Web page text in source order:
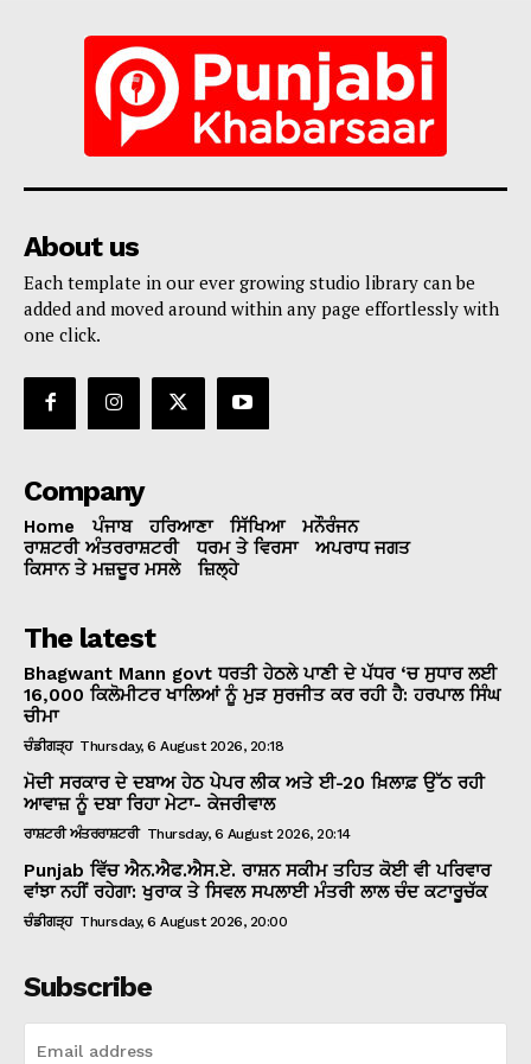
About us
Each template in our ever growing studio library can be
added and moved around within any page effortlessly with
one click.
Company
Home ਪੰਜਾਬ ਹਰਿਆਣਾ ਸਿੱਖਿਆ
ਮਨੌਰੰਜਨ
ਰਾਸ਼ਟਰੀ ਅੰਤਰਰਾਸ਼ਟਰੀ
ਧਰਮ ਤੇ ਵਿਰਸਾ
ਅਪਰਾਧ ਜਗਤ
ਕਿਸਾਨ ਤੇ ਮਜ਼ਦੂਰ ਮਸਲੇ
ਜ਼ਿਲ੍ਹੇ
The latest
Bhagwant Mann govt ਧਰਤੀ ਹੇਠਲੇ ਪਾਣੀ ਦੇ ਪੱਧਰ ‘ਚ ਸੁਧਾਰ ਲਈ
16,000 ਕਿਲੋਮੀਟਰ ਖਾਲਿਆਂ ਨੂੰ ਮੁੜ ਸੁਰਜੀਤ ਕਰ ਰਹੀ ਹੈ: ਹਰਪਾਲ ਸਿੰਘ
ਚੀਮਾ
ਚੰਡੀਗੜ੍ਹ Thursday, 6 August 2026, 20:18
ਮੋਦੀ ਸਰਕਾਰ ਦੇ ਦਬਾਅ ਹੇਠ ਪੇਪਰ ਲੀਕ ਅਤੇ ਈ-20 ਖ਼ਿਲਾਫ਼ ਉੱਠ ਰਹੀ
ਆਵਾਜ਼ ਨੂੰ ਦਬਾ ਰਿਹਾ ਮੇਟਾ- ਕੇਜਰੀਵਾਲ
ਰਾਸ਼ਟਰੀ ਅੰਤਰਰਾਸ਼ਟਰੀ Thursday, 6 August 2026, 20:14
Punjab ਵਿੱਚ ਐਨ.ਐਫ.ਐਸ.ਏ. ਰਾਸ਼ਨ ਸਕੀਮ ਤਹਿਤ ਕੋਈ ਵੀ ਪਰਿਵਾਰ
ਵਾਂਝਾ ਨਹੀਂ ਰਹੇਗਾ: ਖੁਰਾਕ ਤੇ ਸਿਵਲ ਸਪਲਾਈ ਮੰਤਰੀ ਲਾਲ ਚੰਦ ਕਟਾਰੂਚੱਕ
ਚੰਡੀਗੜ੍ਹ Thursday, 6 August 2026, 20:00
Subscribe